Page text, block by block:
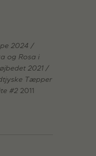
2024 /
og Rosa i
2021 /
Tæpper
#2 2011